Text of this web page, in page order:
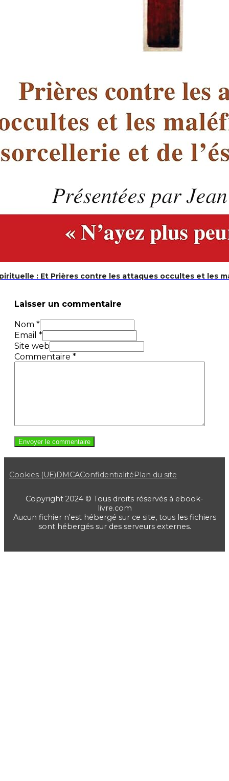
se libérer des blocages
: Et Prières contre les attaques occultes et les
Laisser un commentaire
Nom *
Email *
Site web
Commentaire *
Cookies (UE)DMCAConfidentialitéPlan du site
Copyright 2024 © Tous droits réservés à ebook-
livre.com
Aucun fichier n'est hébergé sur ce site, tous les fichiers
sont hébergés sur des serveurs externes.